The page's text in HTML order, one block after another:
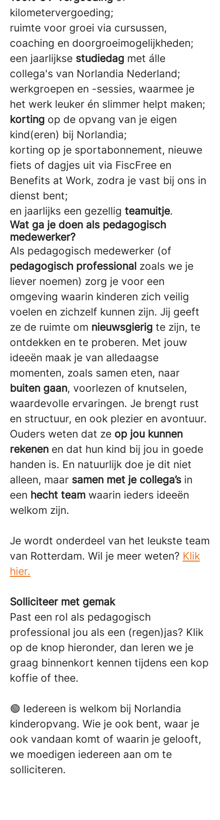
kilometervergoeding;
ruimte voor groei via cursussen,
coaching en doorgroeimogelijkheden;
een jaarlijkse studiedag met álle
collega's van Norlandia Nederland;
werkgroepen en -sessies, waarmee je
het werk leuker én slimmer helpt maken;
korting op de opvang van je eigen
kind(eren) bij Norlandia;
korting op je sportabonnement, nieuwe
fiets of dagjes uit via FiscFree en
Benefits at Work, zodra je vast bij ons in
dienst bent;
en jaarlijks een gezellig teamuitje.
Wat ga je doen als pedagogisch
medewerker?
Als pedagogisch medewerker (of
pedagogisch professional zoals we je
liever noemen) zorg je voor een
omgeving waarin kinderen zich veilig
voelen en zichzelf kunnen zijn. Jij geeft
ze de ruimte om nieuwsgierig te zijn, te
ontdekken en te proberen. Met jouw
ideeën maak je van alledaagse
momenten, zoals samen eten, naar
buiten gaan, voorlezen of knutselen,
waardevolle ervaringen. Je brengt rust
en structuur, en ook plezier en avontuur.
Ouders weten dat ze op jou kunnen
rekenen en dat hun kind bij jou in goede
handen is. En natuurlijk doe je dit niet
alleen, maar samen met je collega’s in
een hecht team waarin ieders ideeën
welkom zijn.
Je wordt onderdeel van het leukste team
van Rotterdam. Wil je meer weten? Klik
hier.
Solliciteer met gemak
Past een rol als pedagogisch
professional jou als een (regen)jas? Klik
op de knop hieronder, dan leren we je
graag binnenkort kennen tijdens een kop
koffie of thee.
🟢 Iedereen is welkom bij Norlandia
kinderopvang. Wie je ook bent, waar je
ook vandaan komt of waarin je gelooft,
we moedigen iedereen aan om te
solliciteren.